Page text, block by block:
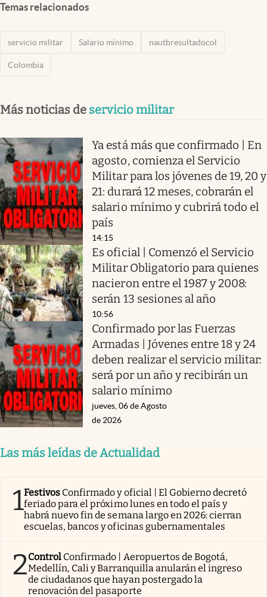
Temas relacionados
servicio militar Salario mínimo nautbresultadocol
Colombia
Más noticias de servicio militar
Ya está más que confirmado | En
agosto, comienza el Servicio
Militar para los jóvenes de 19, 20 y
21: durará 12 meses, cobrarán el
salario mínimo y cubrirá todo el
país
14:15
Es oficial | Comenzó el Servicio
Militar Obligatorio para quienes
nacieron entre el 1987 y 2008:
serán 13 sesiones al año
10:56
Confirmado por las Fuerzas
Armadas | Jóvenes entre 18 y 24
deben realizar el servicio militar:
será por un año y recibirán un
salario mínimo
jueves, 06 de Agosto
de 2026
Las más leídas de Actualidad
1Festivos Confirmado y oficial | El Gobierno decretó
feriado para el próximo lunes en todo el país y
habrá nuevo fin de semana largo en 2026: cierran
escuelas, bancos y oficinas gubernamentales
2Control Confirmado | Aeropuertos de Bogotá,
Medellín, Cali y Barranquilla anularán el ingreso
de ciudadanos que hayan postergado la
renovación del pasaporte